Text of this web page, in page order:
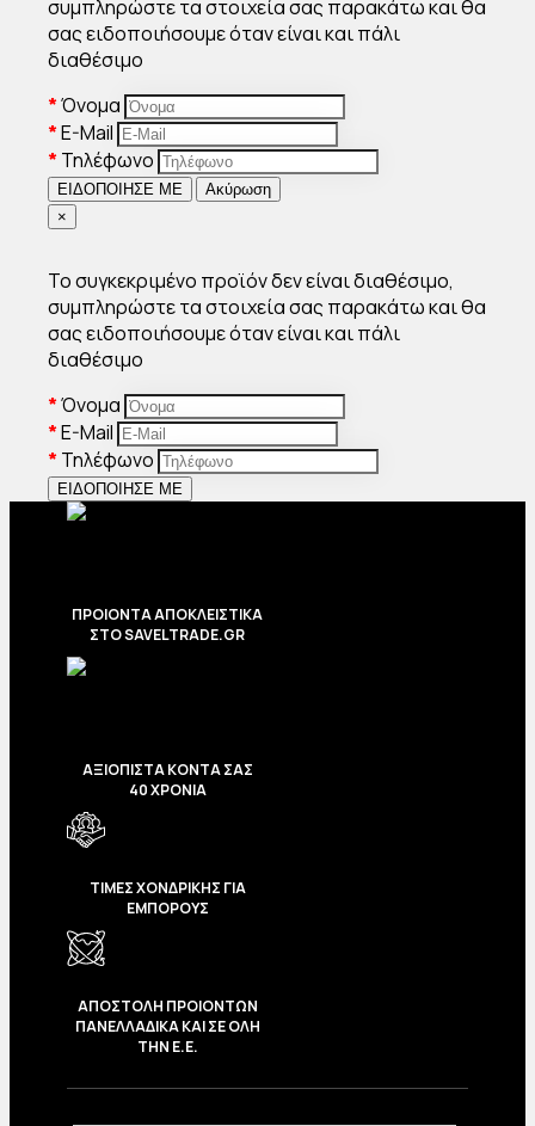
συμπληρώστε τα στοιχεία σας παρακάτω και θα
σας ειδοποιήσουμε όταν είναι και πάλι
διαθέσιμο
Όνομα
E-Mail
Τηλέφωνο
ΕΙΔΟΠΟΙΗΣΕ ΜΕ
Ακύρωση
×
Το συγκεκριμένο προϊόν δεν είναι διαθέσιμο,
συμπληρώστε τα στοιχεία σας παρακάτω και θα
σας ειδοποιήσουμε όταν είναι και πάλι
διαθέσιμο
Όνομα
E-Mail
Τηλέφωνο
ΕΙΔΟΠΟΙΗΣΕ ΜΕ
ΠΡΟΙΟΝΤΑ ΑΠΟΚΛΕΙΣΤΙΚΑ
ΣΤΟ SAVELTRADE.GR
ΑΞΙΟΠΙΣΤΑ ΚΟΝΤΑ ΣΑΣ
40 ΧΡΟΝΙΑ
ΤΙΜΕΣ ΧΟΝΔΡΙΚΗΣ ΓΙΑ
ΕΜΠΟΡΟΥΣ
ΑΠΟΣΤΟΛΗ ΠΡΟΙΟΝΤΩΝ
ΠΑΝΕΛΛΑΔΙΚΑ ΚΑΙ ΣΕ ΟΛΗ
ΤΗΝ Ε.Ε.